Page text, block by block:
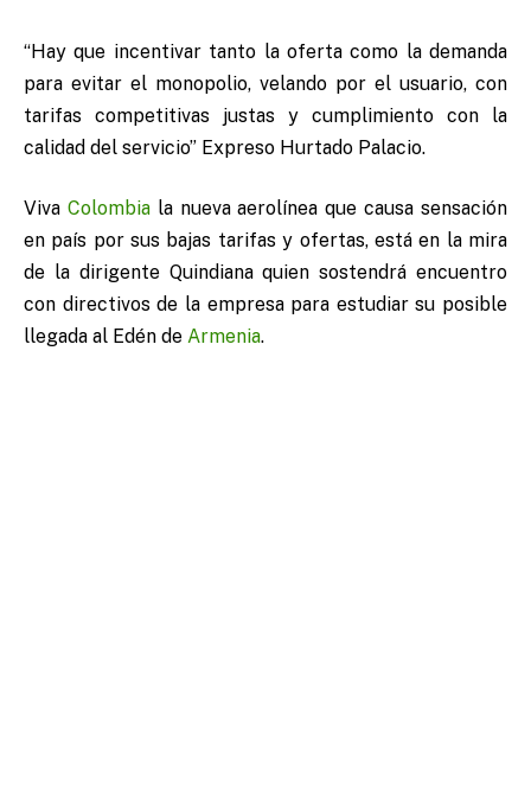
“Hay que incentivar tanto la oferta como la demanda
para evitar el monopolio, velando por el usuario, con
tarifas competitivas justas y cumplimiento con la
calidad del servicio” Expreso Hurtado Palacio.
Viva Colombiala nueva aerolínea que causa sensación
en país por sus bajas tarifas y ofertas, está en la mira
de la dirigente Quindiana quien sostendrá encuentro
con directivos de la empresa para estudiar su posible
llegada al Edén de Armenia.